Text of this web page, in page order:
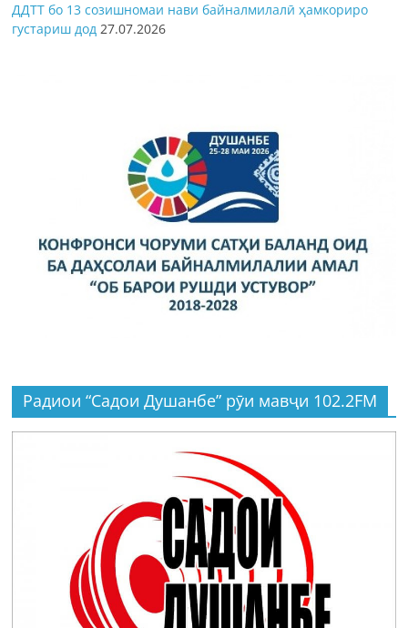
ДДТТ бо 13 созишномаи нави байналмилалӣ ҳамкориро
густариш дод 27.07.2026
Радиои “Садои Душанбе” рӯи мавҷи 102.2FM